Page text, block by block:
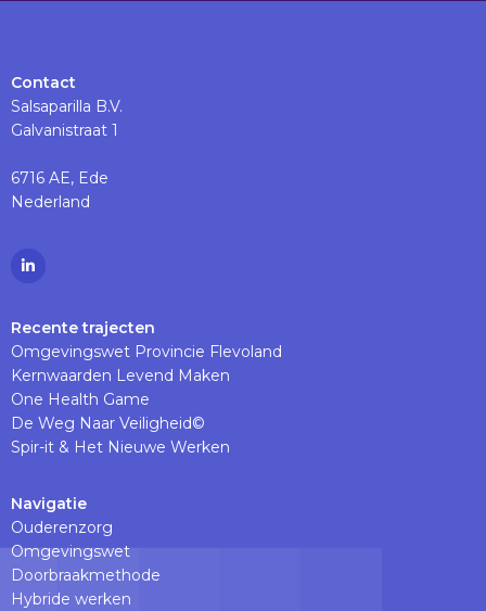
Contact
Salsaparilla B.V.
Galvanistraat 1
6716 AE, Ede
Nederland
Ga
Linkedinpagina
Recente trajecten
Omgevingswet Provincie Flevoland
Kernwaarden Levend Maken
One Health Game
De Weg Naar Veiligheid©
Spir-it & Het Nieuwe Werken
Navigatie
Ouderenzorg
Omgevingswet
Doorbraakmethode
Hybride werken